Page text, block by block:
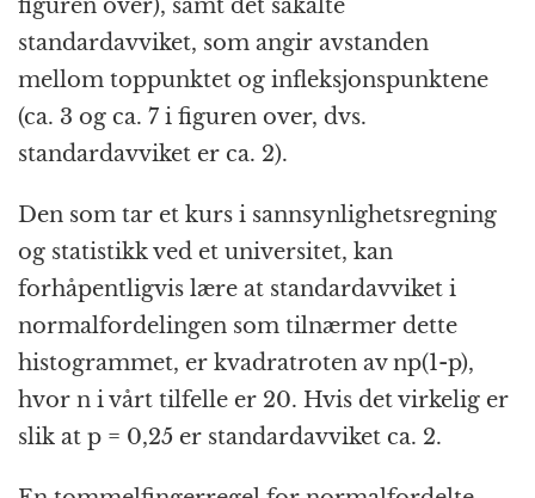
figuren over), samt det såkalte
standardavviket, som angir avstanden
mellom toppunktet og infleksjonspunktene
(ca. 3 og ca. 7 i figuren over, dvs.
standardavviket er ca. 2).
Den som tar et kurs i sannsynlighetsregning
og statistikk ved et universitet, kan
forhåpentligvis lære at standardavviket i
normalfordelingen som tilnærmer dette
histogrammet, er kvadratroten av np(1-p),
hvor n i vårt tilfelle er 20. Hvis det virkelig er
slik at p = 0,25 er standardavviket ca. 2.